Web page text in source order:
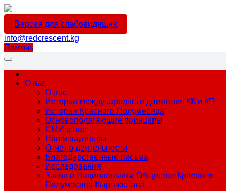
Версия для слабовидящих
info@redcrescent.kg
Помочь
О нас
О нас
История международного движения КК и КП
История Красного Полумесяца
Основополагающие принципы
СМИ о нас
Наши партнеры
Отчет о деятельности
Благодарственные письма
Исследования
Закон о Национальном Обществе Красного
Полумесяца Кыргызстана